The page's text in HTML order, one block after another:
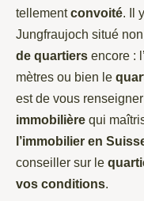
tellementconvoité. Il
Jungfraujoch situé
de quartiers encore :
mètres ou bien le
est de vous
immobilière qui
l’immobilier en
conseiller sur le
vos conditions.